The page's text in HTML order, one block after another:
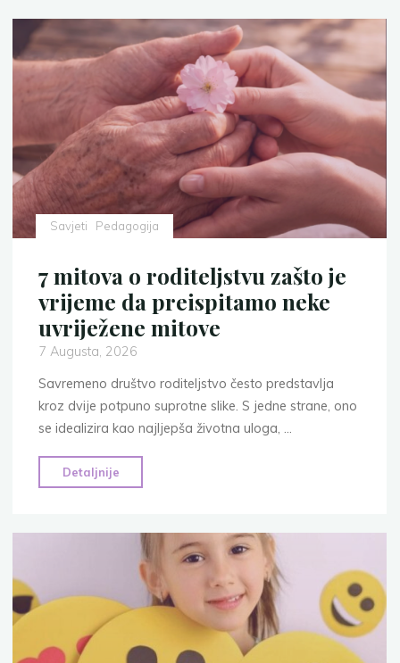
Savjeti Pedagogija
7 mitova o roditeljstvu zašto je
vrijeme da preispitamo neke
uvriježene mitove
7 Augusta, 2026
Savremeno društvo roditeljstvo često predstavlja
kroz dvije potpuno suprotne slike. S jedne strane, ono
se idealizira kao najljepša životna uloga, …
Detaljnije
mitova
roditeljstvu
zašto
vrijeme
preispitamo